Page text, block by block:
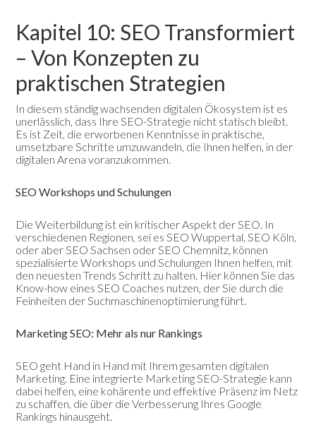
Kapitel 10: SEO Transformiert
– Von Konzepten zu
praktischen Strategien
In diesem ständig wachsenden digitalen Ökosystem ist es
unerlässlich, dass Ihre SEO-Strategie nicht statisch bleibt.
Es ist Zeit, die erworbenen Kenntnisse in praktische,
umsetzbare Schritte umzuwandeln, die Ihnen helfen, in der
digitalen Arena voranzukommen.
SEO Workshops und Schulungen
Die Weiterbildung ist ein kritischer Aspekt der SEO. In
verschiedenen Regionen, sei es SEO Wuppertal, SEO Köln,
oder aber SEO Sachsen oder SEO Chemnitz, können
spezialisierte Workshops und Schulungen Ihnen helfen, mit
den neuesten Trends Schritt zu halten. Hier können Sie das
Know-how eines SEO Coaches nutzen, der Sie durch die
Feinheiten der Suchmaschinenoptimierung führt.
Marketing SEO: Mehr als nur Rankings
SEO geht Hand in Hand mit Ihrem gesamten digitalen
Marketing. Eine integrierte Marketing SEO-Strategie kann
dabei helfen, eine kohärente und effektive Präsenz im Netz
zu schaffen, die über die Verbesserung Ihres Google
Rankings hinausgeht.